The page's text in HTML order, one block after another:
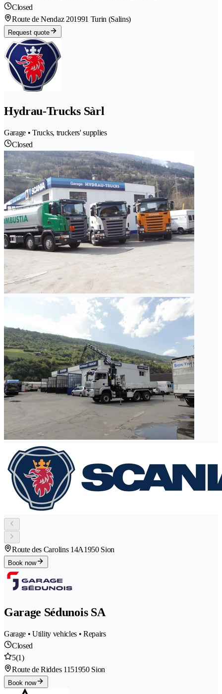
Closed
Route de Nendaz 201991 Turin (Salins)
Request quote
Hydrau-Trucks Sàrl
Garage • Trucks, truckers' supplies
Closed
Route des Carolins 14A1950 Sion
Book now
Garage Sédunois SA
Garage • Utility vehicles • Repairs
Closed
5(1)
Route de Riddes 1151950 Sion
Book now